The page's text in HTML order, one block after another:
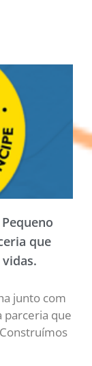
que
junto com
parceria que